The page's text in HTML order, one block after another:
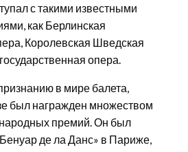
с такими известными
как Берлинская
Королевская Шведская
опера.
в мире балета,
был награжден множеством
премий. Он был
де ла Данс» в Париже,